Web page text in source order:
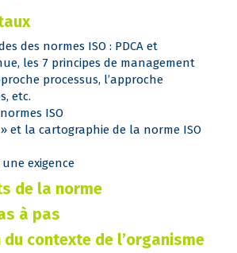
des normes ISO : PDCA et
les 7 principes de management
processus, l’approche
etc.
ISO
et la cartographie de la norme ISO
exigence
de la norme
à pas
du contexte de l’organisme